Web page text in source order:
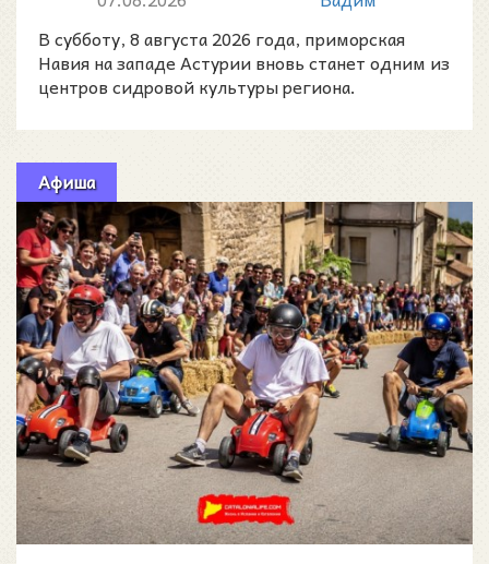
культуры 8 августа 20...
В субботу, 8 августа 2026 года, приморская
Навия на западе Астурии вновь станет одним из
центров сидровой культуры региона.
Афиша